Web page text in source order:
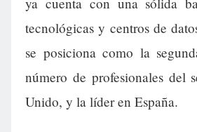
tecnológicas y centros de
se posiciona como la
número de profesionales del
Unido, y la líder en España.